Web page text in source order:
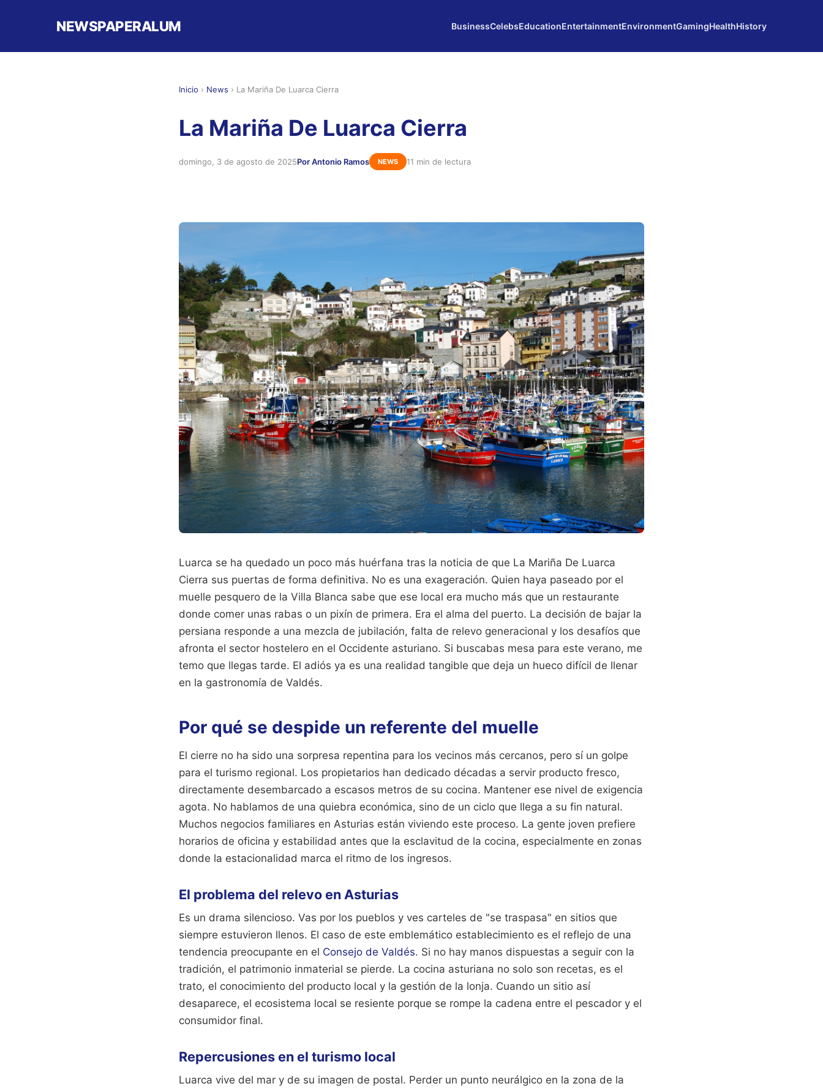
NEWSPAPERALUM BusinessCelebsEducationEntertainmentEnvironmentGamingHealthHistory
Inicio › News › La Mariña De Luarca Cierra
La Mariña De Luarca Cierra
domingo, 3 de agosto de 2025Por Antonio Ramos NEWS 11 min de lectura
Luarca se ha quedado un poco más huérfana tras la noticia de que La Mariña De Luarca
Cierra sus puertas de forma definitiva. No es una exageración. Quien haya paseado por el
muelle pesquero de la Villa Blanca sabe que ese local era mucho más que un restaurante
donde comer unas rabas o un pixín de primera. Era el alma del puerto. La decisión de bajar la
persiana responde a una mezcla de jubilación, falta de relevo generacional y los desafíos que
afronta el sector hostelero en el Occidente asturiano. Si buscabas mesa para este verano, me
temo que llegas tarde. El adiós ya es una realidad tangible que deja un hueco difícil de llenar
en la gastronomía de Valdés.
Por qué se despide un referente del muelle
El cierre no ha sido una sorpresa repentina para los vecinos más cercanos, pero sí un golpe
para el turismo regional. Los propietarios han dedicado décadas a servir producto fresco,
directamente desembarcado a escasos metros de su cocina. Mantener ese nivel de exigencia
agota. No hablamos de una quiebra económica, sino de un ciclo que llega a su fin natural.
Muchos negocios familiares en Asturias están viviendo este proceso. La gente joven prefiere
horarios de oficina y estabilidad antes que la esclavitud de la cocina, especialmente en zonas
donde la estacionalidad marca el ritmo de los ingresos.
El problema del relevo en Asturias
Es un drama silencioso. Vas por los pueblos y ves carteles de "se traspasa" en sitios que
siempre estuvieron llenos. El caso de este emblemático establecimiento es el reflejo de una
tendencia preocupante en el Consejo de Valdés. Si no hay manos dispuestas a seguir con la
tradición, el patrimonio inmaterial se pierde. La cocina asturiana no solo son recetas, es el
trato, el conocimiento del producto local y la gestión de la lonja. Cuando un sitio así
desaparece, el ecosistema local se resiente porque se rompe la cadena entre el pescador y el
consumidor final.
Repercusiones en el turismo local
Luarca vive del mar y de su imagen de postal. Perder un punto neurálgico en la zona de la